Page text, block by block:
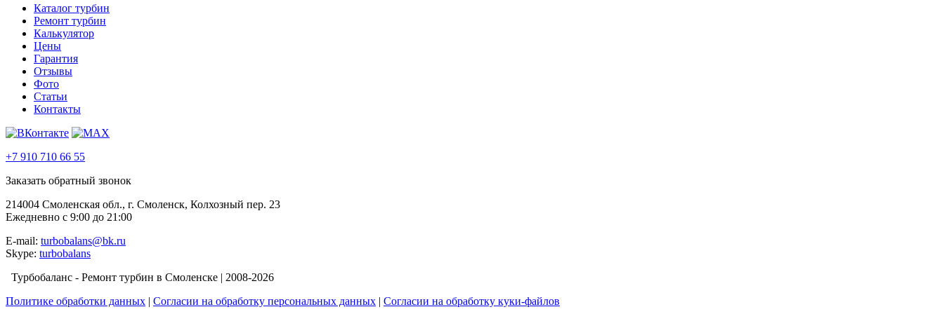
Каталог турбин
Ремонт турбин
Калькулятор
Цены
Гарантия
Отзывы
Фото
Статьи
Контакты
+7 910 710 66 55
Заказать обратный звонок
214004 Смоленская обл., г. Смоленск, Колхозный пер. 23
Ежедневно с 9:00 до 21:00
E-mail: turbobalans@bk.ru
Skype: turbobalans
Турбобаланс - Ремонт турбин в Смоленске | 2008-2026
Политике обработки данных | Согласии на обработку персональных данных | Согласии на обработку куки-файлов